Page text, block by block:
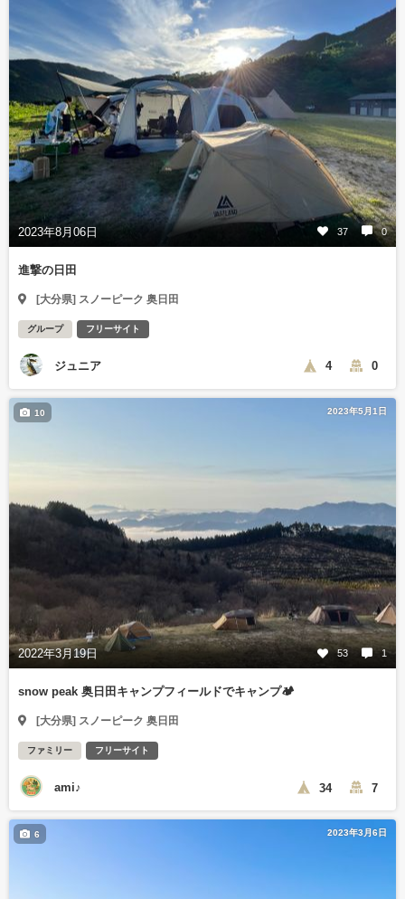
2023年8月06日 37 0
進撃の日田
[大分県] スノーピーク 奥日田
グループ フリーサイト
ジュニア 4 0
2023年5月1日
2022年3月19日 53 1
10
snow peak 奥日田キャンプフィールドでキャンプ🏕️
[大分県] スノーピーク 奥日田
ファミリー フリーサイト
ami♪ 34 7
2023年3月6日
6